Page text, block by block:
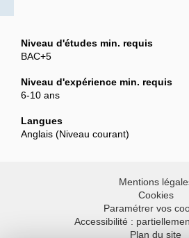
Niveau d'études min. requis
BAC+5
Niveau d'expérience min. requis
6-10 ans
Langues
Anglais (Niveau courant)
Mentions
Cookies
Paramétrer vos
Accessibilité :
Plan du site